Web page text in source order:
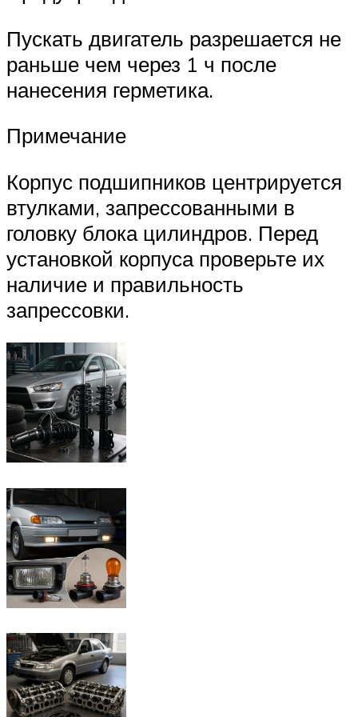
Пускать двигатель разрешается не
раньше чем через 1 ч после
нанесения герметика.
Примечание
Корпус подшипников центрируется
втулками, запрессованными в
головку блока цилиндров. Перед
установкой корпуса проверьте их
наличие и правильность
запрессовки.